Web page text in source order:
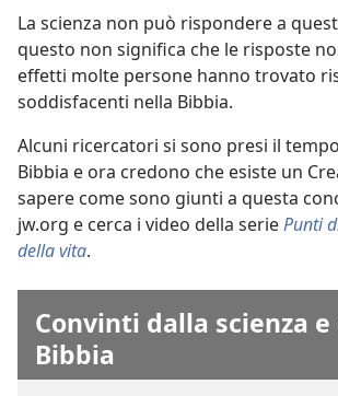
La scienza non può rispondere a
questo non significa che le risposte
effetti molte persone hanno trovato
soddisfacenti nella Bibbia.
Alcuni ricercatori si sono presi il
Bibbia e ora credono che esiste un
sapere come sono giunti a questa
jw.org e cerca i video della seriePunti
della vita.
Convinti dalla scienza e
Bibbia